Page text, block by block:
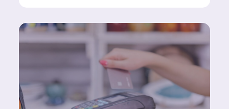
WALLIANCE:
JESOLO
WAVE
ISLAND
E
MILANO
RAVENNA